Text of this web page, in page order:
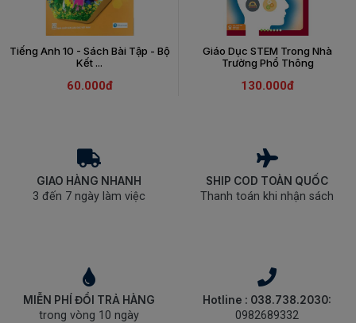
Tiếng Anh 10 - Sách Bài Tập - Bộ
Kết ...
60.000đ
Giáo Dục STEM Trong Nhà
Trường Phổ Thông
130.000đ
GIAO HÀNG NHANH
3 đến 7 ngày làm việc
SHIP COD TOÀN QUỐC
Thanh toán khi nhận sách
MIỄN PHÍ ĐỔI TRẢ HÀNG
trong vòng 10 ngày
Hotline : 038.738.2030:
0982689332